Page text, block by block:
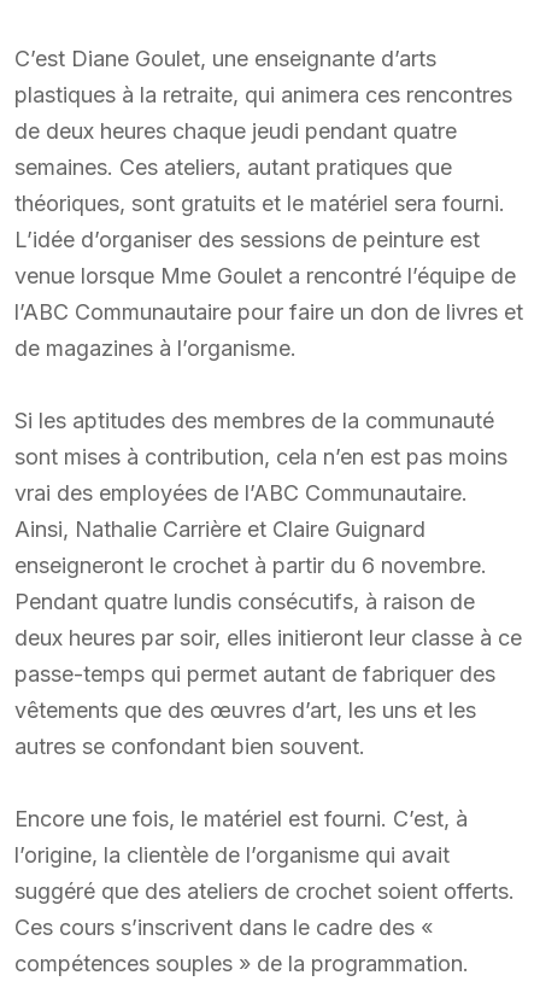
C’est Diane Goulet, une enseignante d’arts
plastiques à la retraite, qui animera ces rencontres
de deux heures chaque jeudi pendant quatre
semaines. Ces ateliers, autant pratiques que
théoriques, sont gratuits et le matériel sera fourni.
L’idée d’organiser des sessions de peinture est
venue lorsque Mme Goulet a rencontré l’équipe de
l’ABC Communautaire pour faire un don de livres et
de magazines à l’organisme.
Si les aptitudes des membres de la communauté
sont mises à contribution, cela n’en est pas moins
vrai des employées de l’ABC Communautaire.
Ainsi, Nathalie Carrière et Claire Guignard
enseigneront le crochet à partir du 6 novembre.
Pendant quatre lundis consécutifs, à raison de
deux heures par soir, elles initieront leur classe à ce
passe-temps qui permet autant de fabriquer des
vêtements que des œuvres d’art, les uns et les
autres se confondant bien souvent.
Encore une fois, le matériel est fourni. C’est, à
l’origine, la clientèle de l’organisme qui avait
suggéré que des ateliers de crochet soient offerts.
Ces cours s’inscrivent dans le cadre des «
compétences souples » de la programmation.